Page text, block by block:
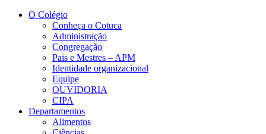
Conteúdo principal
O Colégio
Conheça o Cotuca
Administração
Congregação
Pais e Mestres – APM
Identidade organizacional
Equipe
OUVIDORIA
CIPA
Departamentos
Alimentos